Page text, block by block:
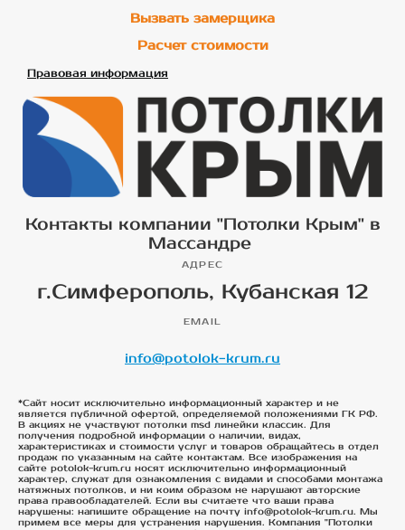
Вызвать замерщика
Расчет стоимости
Правовая информация
Контакты компании "Потолки Крым" в
Массандре
АДРЕС
г.Симферополь, Кубанская 12
EMAIL
info@potolok-krum.ru
*Сайт носит исключительно информационный характер и не
является публичной офертой, определяемой положениями ГК РФ.
В акциях не участвуют потолки msd линейки классик. Для
получения подробной информации о наличии, видах,
характеристиках и стоимости услуг и товаров обращайтесь в отдел
продаж по указанным на сайте контактам. Все изображения на
сайте potolok-krum.ru носят исключительно информационный
характер, служат для ознакомления с видами и способами монтажа
натяжных потолков, и ни коим образом не нарушают авторские
права правообладателей. Если вы считаете что ваши права
нарушены: напишите обращение на почту info@potolok-krum.ru. Мы
примем все меры для устранения нарушения. Компания "Потолки